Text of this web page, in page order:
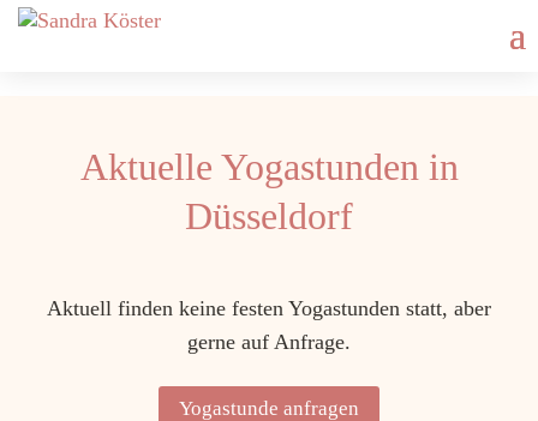
Aktuelle Yogastunden in
Düsseldorf
Aktuell finden keine festen Yogastunden statt, aber
gerne auf Anfrage.
Yogastunde anfragen